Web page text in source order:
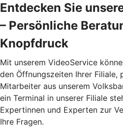
Entdecken Sie
– Persönliche
Knopfdruck
Mit unserem VideoService
den Öffnungszeiten Ihrer Filiale,
Mitarbeiter aus unserem
ein Terminal in unserer Filiale
Expertinnen und Experten zur
Ihre Fragen.